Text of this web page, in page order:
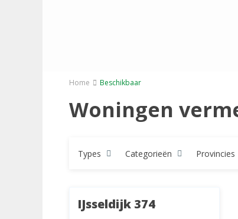
Home Beschikbaar
Woningen
Types Categorieën Provincies
n
a
n
d
e
s
IJsseldijk 374